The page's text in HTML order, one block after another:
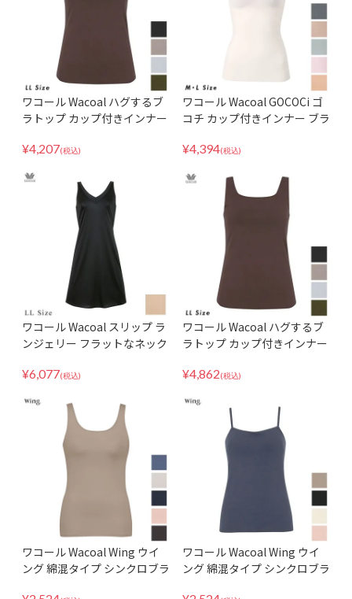
ワコール Wacoal ハグするブ
ラトップ カップ付きインナー
イズ CLB759
¥4,207(税込)
ワコール Wacoal GOCOCi ゴ
コチ カップ付きインナー ブラ
Lサイズ UGG210
¥4,394(税込)
ワコール Wacoal スリップ ラ
ンジェリー フラットなネック
リーブ 環境配慮型 SDA620 LL
¥6,077(税込)
ワコール Wacoal ハグするブ
ラトップ カップ付きインナー
イズ CLB759
¥4,862(税込)
ワコール Wacoal Wing ウイ
ング 綿混タイプ シンクロブラ
ワコール Wacoal Wing ウイ
ング 綿混タイプ シンクロブラ